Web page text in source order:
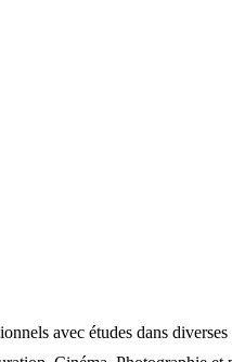
avec études dans